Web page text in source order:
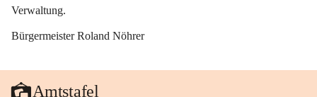
Verwaltung.
Bürgermeister Roland Nöhrer
Amtstafel